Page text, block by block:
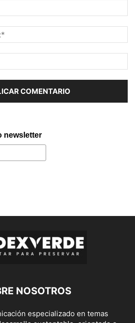
newsletter
NOSOTROS
especializado en temas